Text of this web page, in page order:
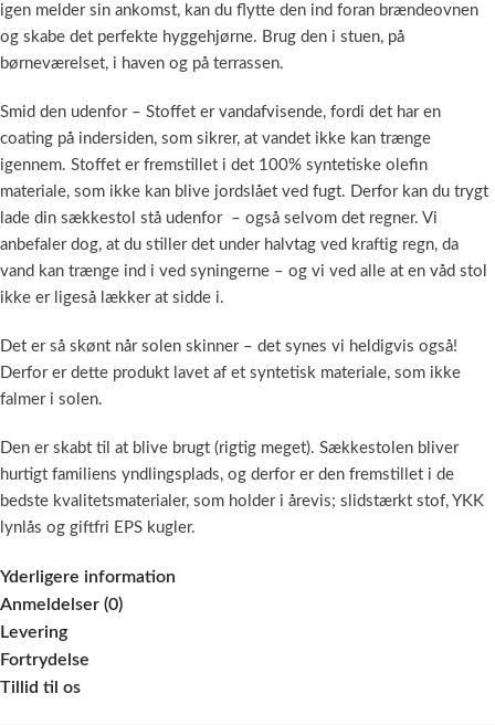
igen melder sin ankomst, kan du flytte den ind foran brændeovnen
og skabe det perfekte hyggehjørne. Brug den i stuen, på
børneværelset, i haven og på terrassen.
Smid den udenfor – Stoffet er vandafvisende, fordi det har en
coating på indersiden, som sikrer, at vandet ikke kan trænge
igennem. Stoffet er fremstillet i det 100% syntetiske olefin
materiale, som ikke kan blive jordslået ved fugt. Derfor kan du trygt
lade din sækkestol stå udenfor – også selvom det regner. Vi
anbefaler dog, at du stiller det under halvtag ved kraftig regn, da
vand kan trænge ind i ved syningerne – og vi ved alle at en våd stol
ikke er ligeså lækker at sidde i.
Det er så skønt når solen skinner – det synes vi heldigvis også!
Derfor er dette produkt lavet af et syntetisk materiale, som ikke
falmer i solen.
Den er skabt til at blive brugt (rigtig meget). Sækkestolen bliver
hurtigt familiens yndlingsplads, og derfor er den fremstillet i de
bedste kvalitetsmaterialer, som holder i årevis; slidstærkt stof, YKK
lynlås og giftfri EPS kugler.
Yderligere information
Anmeldelser (0)
Levering
Fortrydelse
Tillid til os